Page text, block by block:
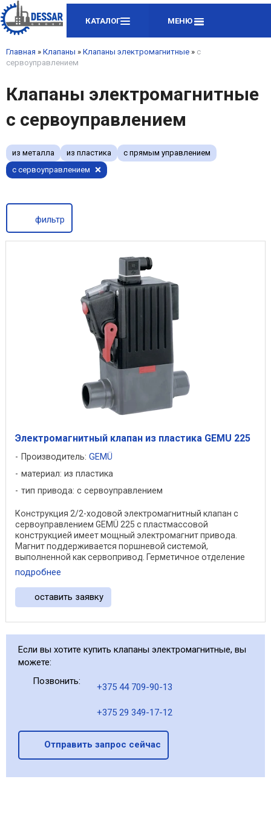
КАТАЛОГ МЕНЮ
Главная » Клапаны » Клапаны электромагнитные » с
сервоуправлением
Клапаны электромагнитные
с сервоуправлением
из металла из пластика
с прямым управлением
с сервоуправлением
фильтр
Электромагнитный клапан из пластика GEMU 225
Производитель: GEMÜ
материал: из пластика
тип привода: с сервоуправлением
Конструкция 2/2-ходовой электромагнитный клапан с
сервоуправлением GEMÜ 225 с пластмассовой
конструкцией имеет мощный электромагнит привода.
Магнит поддерживается поршневой системой,
выполненной как сервопривод. Герметичное отделение
подробнее
оставить заявку
Если вы хотите купить клапаны электромагнитные, вы
можете:
Позвонить:
+375 44 709-90-13
+375 29 349-17-12
Отправить запрос сейчас